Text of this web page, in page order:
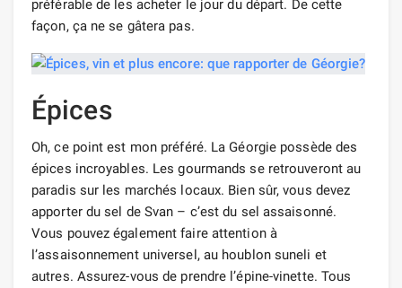
préférable de les acheter le jour du départ. De cette
façon, ça ne se gâtera pas.
Épices
Oh, ce point est mon préféré. La Géorgie possède des
épices incroyables. Les gourmands se retrouveront au
paradis sur les marchés locaux. Bien sûr, vous devez
apporter du sel de Svan – c’est du sel assaisonné.
Vous pouvez également faire attention à
l’assaisonnement universel, au houblon suneli et
autres. Assurez-vous de prendre l’épine-vinette. Tous